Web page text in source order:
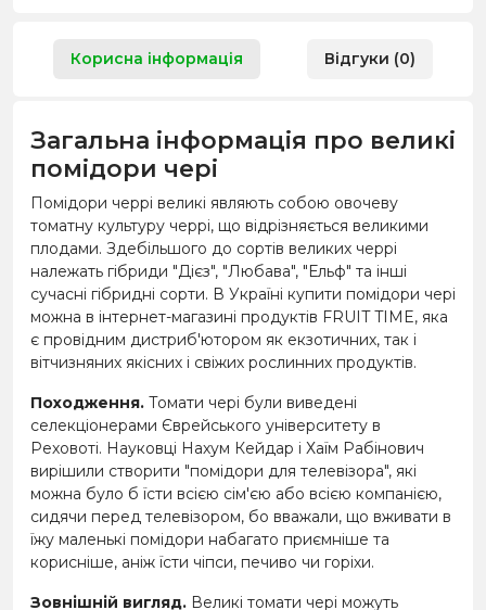
Корисна інформація Відгуки (0)
Загальна інформація про великі
помідори чері
Помідори черрі великі являють собою овочеву
томатну культуру черрі, що відрізняється великими
плодами. Здебільшого до сортів великих черрі
належать гібриди "Дієз", "Любава", "Ельф" та інші
сучасні гібридні сорти. В Україні купити помідори чері
можна в інтернет-магазині продуктів FRUIT TIME, яка
є провідним дистриб'ютором як екзотичних, так і
вітчизняних якісних і свіжих рослинних продуктів.
Походження. Томати чері були виведені
селекціонерами Єврейського університету в
Реховоті. Науковці Нахум Кейдар і Хаїм Рабінович
вирішили створити "помідори для телевізора", які
можна було б їсти всією сім'єю або всією компанією,
сидячи перед телевізором, бо вважали, що вживати в
їжу маленькі помідори набагато приємніше та
корисніше, аніж їсти чіпси, печиво чи горіхи.
Зовнішній вигляд. Великі томати чері можуть